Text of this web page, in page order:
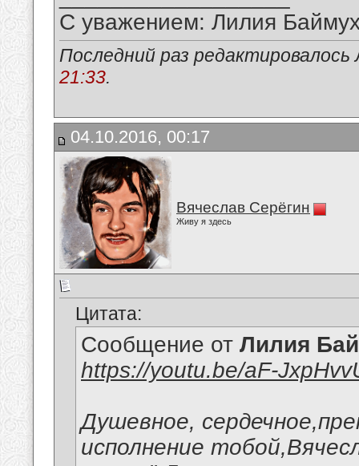
С уважением: Лилия
Последний раз
21:33.
04.10.2016, 00:17
Вячеслав Серёгин
Живу я здесь
Цитата:
Сообщение от Лилия
https://youtu.be/aF-
Душевное,
исполнение